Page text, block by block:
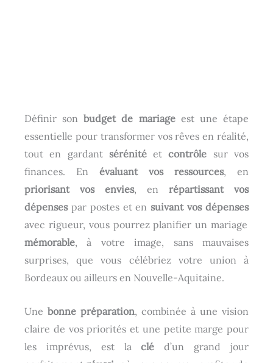
Définir sonbudget de mariageest une étape
essentielle pour transformer vos rêves en réalité,
tout en gardant sérénitéetcontrôle sur vos
finances. En évaluant vos ressources, en
priorisant vos envies, en répartissant vos
dépensespar postes et en suivant vos dépenses
avec rigueur, vous pourrez planifier un mariage
mémorable, à votre image, sans mauvaises
surprises, que vous célébriez votre union à
Bordeaux ou ailleurs en Nouvelle-Aquitaine.
Une bonne préparation, combinée à une vision
claire de vos priorités et une petite marge pour
les imprévus, est laclé d’un grand jour